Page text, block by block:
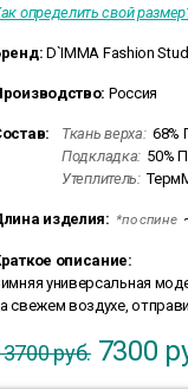
определить свой
D`IMMA Fashion
Россия
Ткань верха: 68%
Подкладка: 50%
Утеплитель:
изделия: *по спине
описание:
универсальная
свежем воздухе,
руб. 7300